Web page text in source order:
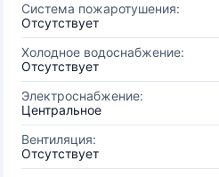
Система пожаротушения:
Отсутствует
Холодное водоснабжение:
Отсутствует
Электроснабжение:
Центральное
Вентиляция:
Отсутствует